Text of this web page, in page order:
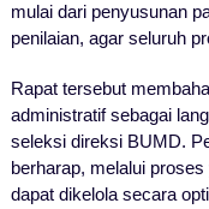
mulai dari penyusunan
penilaian, agar seluruh
Rapat tersebut
administratif sebagai
seleksi direksi BUMD.
berharap, melalui
dapat dikelola secara